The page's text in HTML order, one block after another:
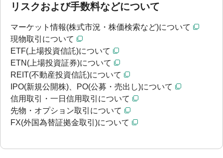
リスクおよび手数料などについて
マーケット情報(株式市況・株価検索など)について
現物取引について
ETF(上場投資信託)について
ETN(上場投資証券)について
REIT(不動産投資信託)について
IPO(新規公開株)、PO(公募・売出し)について
信用取引・一日信用取引について
先物・オプション取引について
FX(外国為替証拠金取引)について